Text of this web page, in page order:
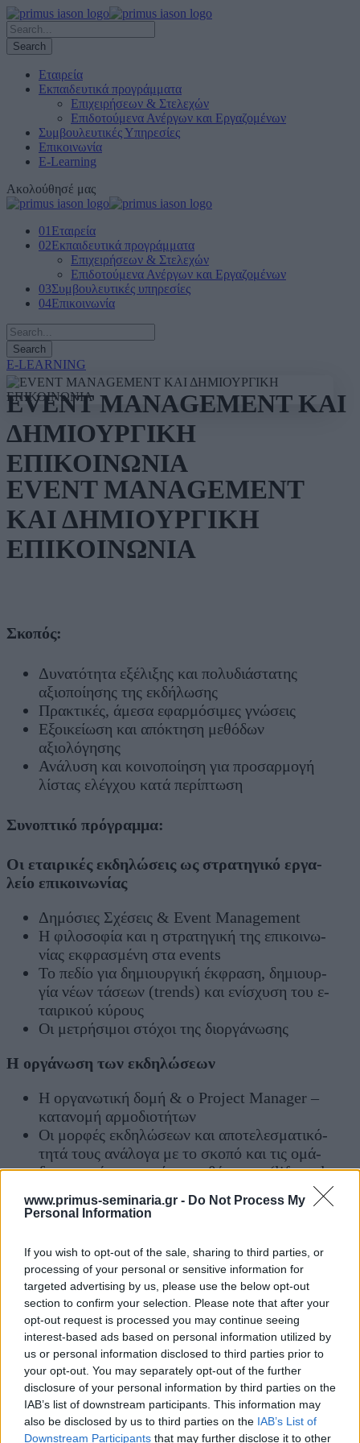
www.primus-seminaria.gr - Do Not Process My
Personal Information
If you wish to opt-out of the sale, sharing to third parties, or
processing of your personal or sensitive information for
targeted advertising by us, please use the below opt-out
section to confirm your selection. Please note that after your
opt-out request is processed you may continue seeing
interest-based ads based on personal information utilized by
us or personal information disclosed to third parties prior to
your opt-out. You may separately opt-out of the further
disclosure of your personal information by third parties on the
IAB’s list of downstream participants. This information may
also be disclosed by us to third parties on the IAB’s List of
Downstream Participants that may further disclose it to other
Εταιρεία
Εκπαιδευτικά προγράμματα
Επιχειρήσεων & Στελεχών
Επιδοτούμενα Ανέργων και Εργαζομένων
Συμβουλευτικές Υπηρεσίες
Επικοινωνία
E-Learning
Ακολούθησέ μας
01 Εταιρεία
02Εκπαιδευτικά προγράμματα
Επιχειρήσεων & Στελεχών
Επιδοτούμενα Ανέργων και Εργαζομένων
03Συμβουλευτικές υπηρεσίες
04Επικοινωνία
E-LEARNING
EVENT MANAGEMENT ΚΑΙ
ΔΗΜΙΟΥΡΓΙΚΗ
ΕΠΙΚΟΙΝΩΝΙΑ
EVENT MANAGEMENT
ΚΑΙ ΔΗΜΙΟΥΡΓΙΚΗ
ΕΠΙΚΟΙΝΩΝΙΑ
Σκοπός:
Δυνατότητα εξέλιξης και πολυδιάστατης
αξιοποίησης της εκδήλωσης
Πρακτικές, άμεσα εφαρμόσιμες γνώσεις
Εξοικείωση και απόκτηση μεθόδων
αξιολόγησης
Ανάλυση και κοινοποίηση για προσαρμογή
λίστας ελέγχου κατά περίπτωση
Συνοπτικό πρόγραμμα:
Οι ε­ταιρι­κές εκ­δη­λώ­σεις ως στρα­τη­γι­κό ερ­γα­
λεί­ο ε­πι­κοι­νω­νί­ας
Δη­μό­σιες Σχέ­σεις & Event Management
Η φι­λο­σο­φί­α και η στρα­τη­γι­κή της ε­πι­κοι­νω­
νίας εκ­φρα­σμέ­νη στα events
Το πε­δί­ο για δη­μιουρ­γι­κή έκ­φρα­ση, δη­μιουρ­
γία νέ­ων τά­σε­ων (trends) και ε­νί­σχυ­ση του ε­
ται­ρι­κού κύρους
Οι με­τρή­σι­μοι στό­χοι της διορ­γά­νω­σης
Η ορ­γά­νω­ση των εκ­δη­λώ­σε­ων
Η ορ­γα­νω­τι­κή δο­μή & ο Project Manager –
κα­τα­νο­μή αρ­μο­διο­τή­των
Οι μορ­φές εκ­δη­λώ­σε­ων και α­πο­τε­λε­σμα­τι­κό­
τητά τους α­νά­λο­γα με το σκο­πό και τις ο­μά­
δες κοι­νού στα ο­ποί­α α­πευ­θύ­νο­νται (life style
events, happenings, άλ­λα εί­δη εκ­δη­λώ­σε­ων)
Κα­νό­νες και δια­δι­κα­σί­ες σω­στής ορ­γά­νω­σης
Α­πο­λο­γι­σμός – Α­ξιο­λό­γη­ση – Follow up
Case studies
Ε­πι­λο­γή και προ­ε­τοι­μα­σί­α ο­μι­λη­τών και εκ­προ­
σώ­πων
Ο­μι­λί­α ή πα­ρου­σί­α­ση; Ο­μοιό­τητες και δια­φο­
ρές
Τι λέ­με, πώς το λέ­με: τα ο­πτι­κο­α­κου­στι­κά μέ­
σα, οι τε­χνι­κές πα­ρου­σιά­σε­ων, η εμ­φά­νι­ση, η
γλώσσα του σώ­μα­τος